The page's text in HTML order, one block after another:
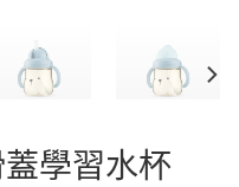
學習水杯